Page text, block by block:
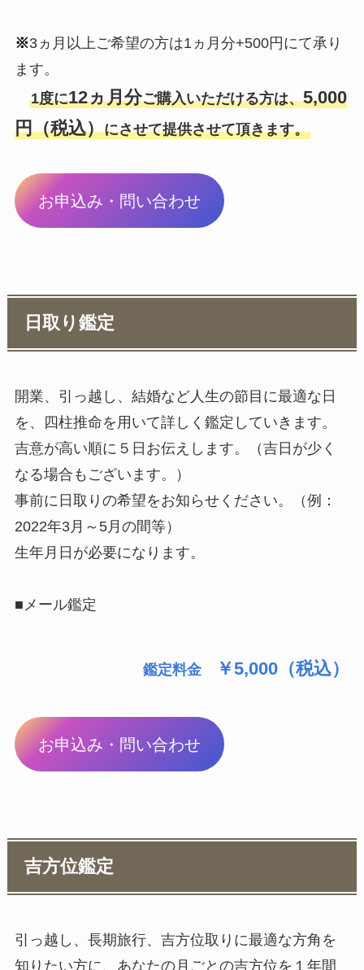
※3ヵ月以上ご希望の方は1ヵ月分+500円にて承り
ます。
1度に12ヵ月分ご購入いただける方は、5,000
円（税込）にさせて提供させて頂きます。
お申込み・問い合わせ
日取り鑑定
開業、引っ越し、結婚など人生の節目に最適な日
を、四柱推命を用いて詳しく鑑定していきます。
吉意が高い順に５日お伝えします。（吉日が少く
なる場合もございます。）
事前に日取りの希望をお知らせください。（例：
2022年3月～5月の間等）
生年月日が必要になります。
■メール鑑定
鑑定料金 ￥5,000（税込）
お申込み・問い合わせ
吉方位鑑定
引っ越し、長期旅行、吉方位取りに最適な方角を
知りたい方に、あなたの月ごとの吉方位を１年間